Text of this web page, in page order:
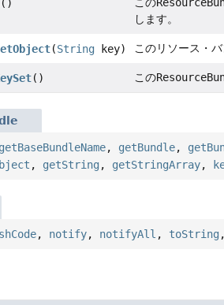
()
します。
(String key) このリソース・
() この
getBaseBundleName, getBundle,
, getString , getStringArray,
, notify, notifyAll , toString